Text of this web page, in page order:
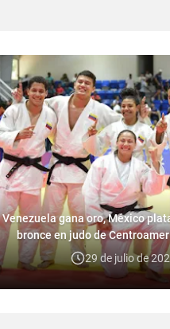
Venezuela gana oro, México
bronce en judo de
29 de julio de